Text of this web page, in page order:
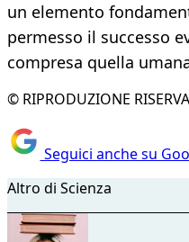
un elemento
permesso il successo
compresa quella
© RIPRODUZIONE
Seguici anche su
Altro di Scienza